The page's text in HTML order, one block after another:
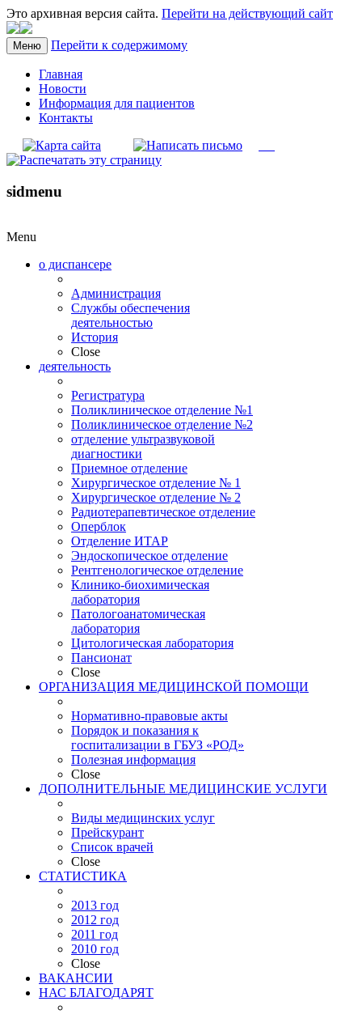
Это архивная версия сайта. Перейти на действующий сайт
Меню Перейти к содержимому
Главная
Новости
Информация для пациентов
Контакты
sidmenu
Menu
о диспансере
Администрация
Службы обеспечения
деятельностью
История
Close
деятельность
Регистратура
Поликлиническое отделение №1
Поликлиническое отделение №2
отделение ультразвуковой
диагностики
Приемное отделение
Хирургическое отделение № 1
Хирургическое отделение № 2
Радиотерапевтическое отделение
Оперблок
Отделение ИТАР
Эндоскопическое отделение
Рентгенологическое отделение
Клинико-биохимическая
лаборатория
Патологоанатомическая
лаборатория
Цитологическая лаборатория
Пансионат
Close
ОРГАНИЗАЦИЯ МЕДИЦИНСКОЙ ПОМОЩИ
Нормативно-правовые акты
Порядок и показания к
госпитализации в ГБУЗ «РОД»
Полезная информация
Close
ДОПОЛНИТЕЛЬНЫЕ МЕДИЦИНСКИЕ УСЛУГИ
Виды медицинских услуг
Прейскурант
Список врачей
Close
СТАТИСТИКА
2013 год
2012 год
2011 год
2010 год
Close
ВАКАНСИИ
НАС БЛАГОДАРЯТ